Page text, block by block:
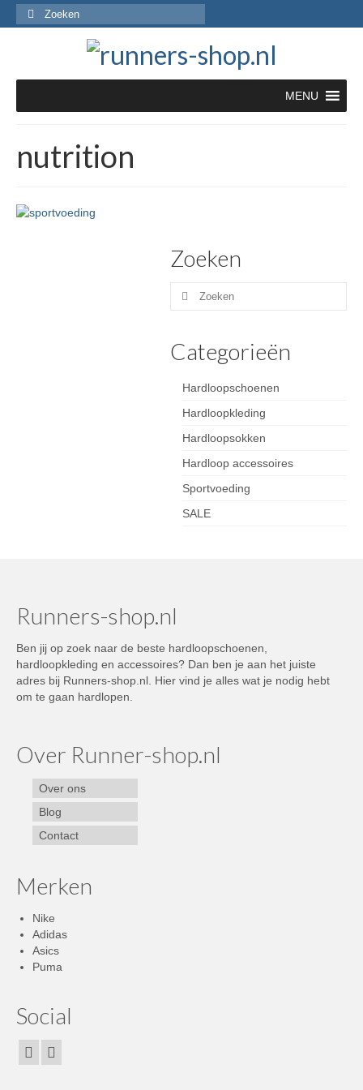
Zoeken
naar:
MENU
nutrition
Zoeken
Zoeken
Categorieën
Hardloopschoenen
Hardloopkleding
Hardloopsokken
Hardloop accessoires
Sportvoeding
SALE
Runners-shop.nl
Ben jij op zoek naar de beste hardloopschoenen,
hardloopkleding en accessoires? Dan ben je aan het juiste
adres bij Runners-shop.nl. Hier vind je alles wat je nodig hebt
om te gaan hardlopen.
Over Runner-shop.nl
Over ons
Blog
Contact
Merken
Nike
Adidas
Asics
Puma
Social